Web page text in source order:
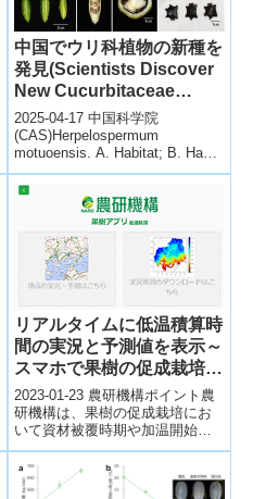
中国でウリ科植物の新種を
発見(Scientists Discover
New Cucurbitaceae
Species
Herpetospermum
motuoensis in China)
2025-04-17 中国科学院
(CAS)Herpelospermum
motuoensis. A. Habitat; B. Habit;
C. Tendril...
リアルタイムに低温積算時
間の実況と予測値を表示～
スマホで果樹の促成栽培管
理を支援～
2023-01-23 農研機構ポイント農
研機構は、果樹の促成栽培にお
いて資材被覆時期や加温開始時
期の判断などの栽培管理を支援
できる「果樹の低温積算時間表
示システ...